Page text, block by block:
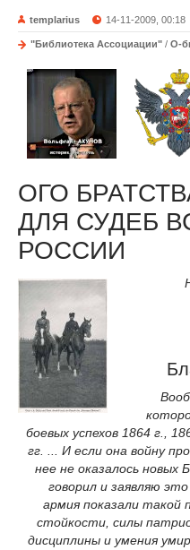
templarius 14-11-2009, 00:18
"Библиотека Ассоциации" / О-
ОГО
ДЛЯ СУДЕБ
РОССИИ
боевых успехов 1864 г.,
гг. ... И если она войну
нее не оказалось новых
говорил и заявляю
армия показали такой
стойкости, силы
дисциплины и умения